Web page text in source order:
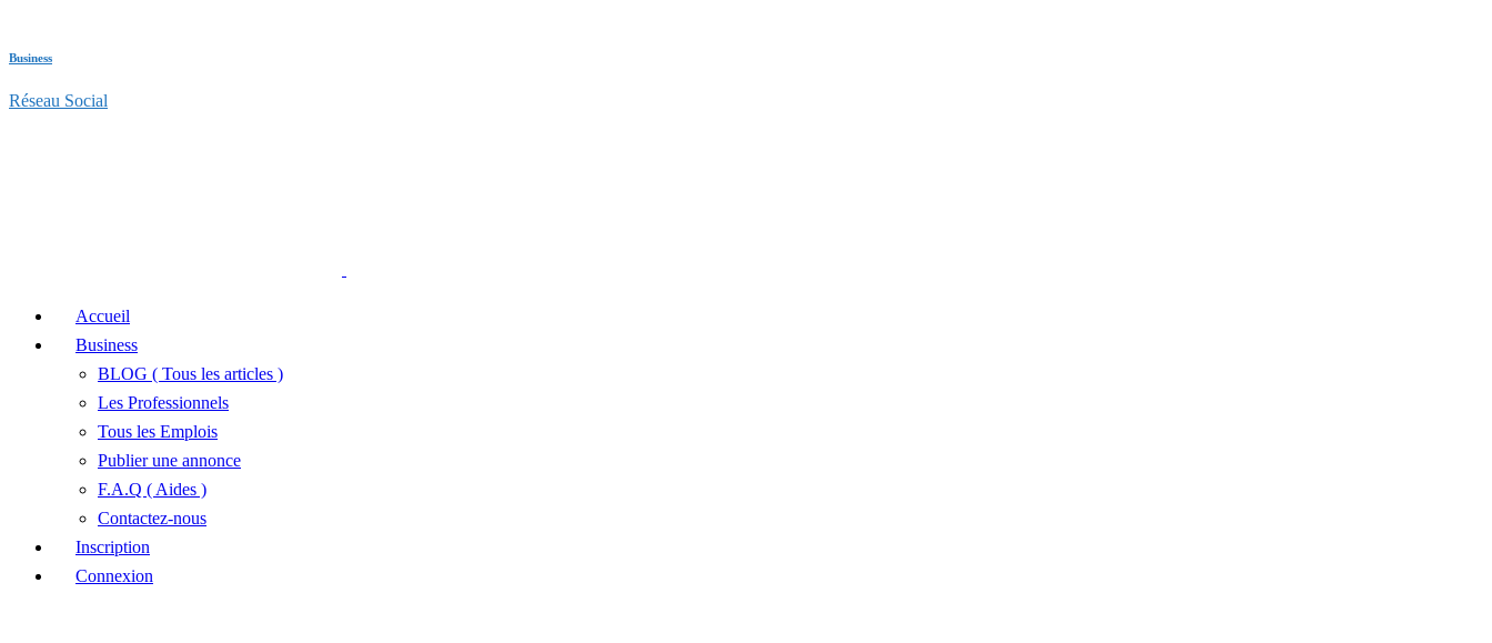
Business
Réseau Social
Accueil
Business
BLOG ( Tous les articles )
Les Professionnels
Tous les Emplois
Publier une annonce
F.A.Q ( Aides )
Contactez-nous
Inscription
Connexion